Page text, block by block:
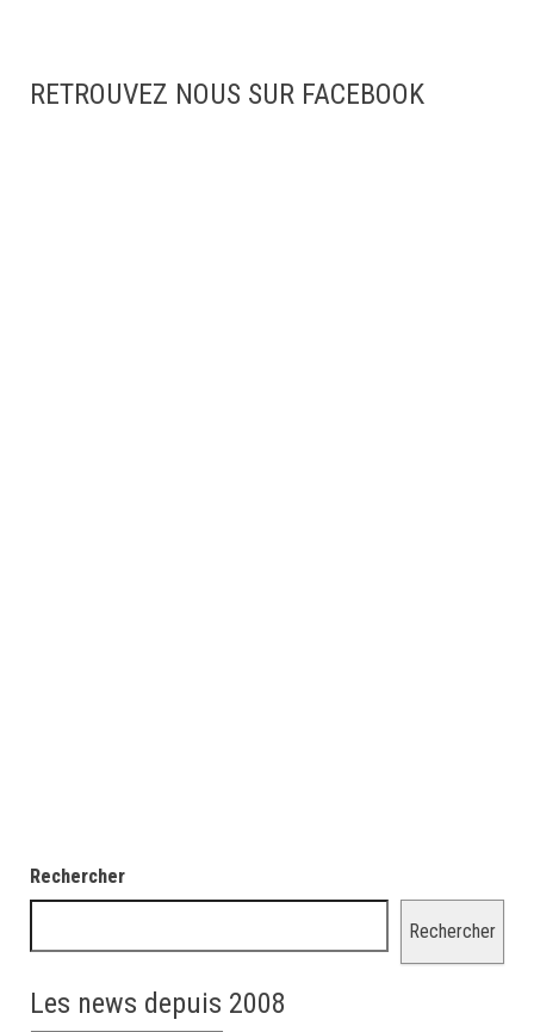
RETROUVEZ NOUS SUR FACEBOOK
Rechercher
Rechercher
Les news depuis 2008